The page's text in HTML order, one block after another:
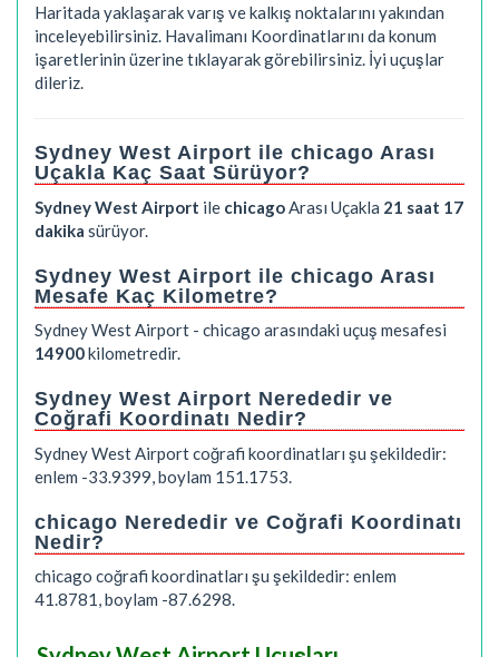
Haritada yaklaşarak varış ve kalkış noktalarını yakından
inceleyebilirsiniz. Havalimanı Koordinatlarını da konum
işaretlerinin üzerine tıklayarak görebilirsiniz. İyi uçuşlar
dileriz.
Sydney West Airport ile chicago Arası
Uçakla Kaç Saat Sürüyor?
Sydney West Airport ile chicago Arası Uçakla 21 saat 17
dakika sürüyor.
Sydney West Airport ile chicago Arası
Mesafe Kaç Kilometre?
Sydney West Airport - chicago arasındaki uçuş mesafesi
14900kilometredir.
Sydney West Airport Nerededir ve
Coğrafi Koordinatı Nedir?
Sydney West Airport coğrafi koordinatları şu şekildedir:
enlem -33.9399, boylam 151.1753.
chicago Nerededir ve Coğrafi Koordinatı
Nedir?
chicago coğrafi koordinatları şu şekildedir: enlem
41.8781, boylam -87.6298.